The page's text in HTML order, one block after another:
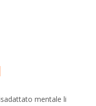
mentale li